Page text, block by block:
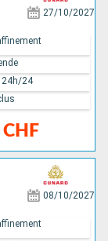
27/10/2027
24h/24
08/10/2027